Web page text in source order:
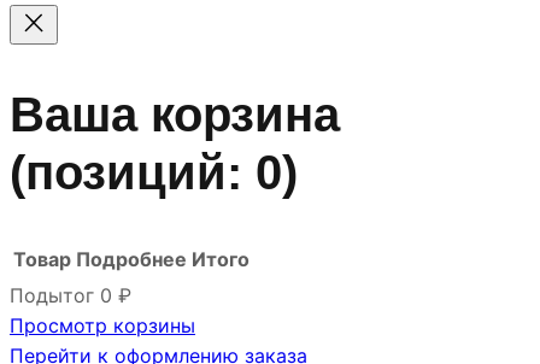
Ваша корзина
(позиций: 0)
Товары
Товар Подробнее Итого
Подытог 0 ₽
Просмотр корзины
Перейти к оформлению заказа